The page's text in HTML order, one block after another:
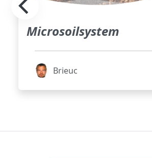
Microsoilsystem
Brieuc